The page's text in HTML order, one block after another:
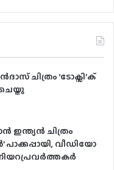
ചിത്രം ‘ടോക്സി’ക്
ഇന്ത്യൻ ചിത്രം
പാക്കപ്പായി, വീഡിയോ